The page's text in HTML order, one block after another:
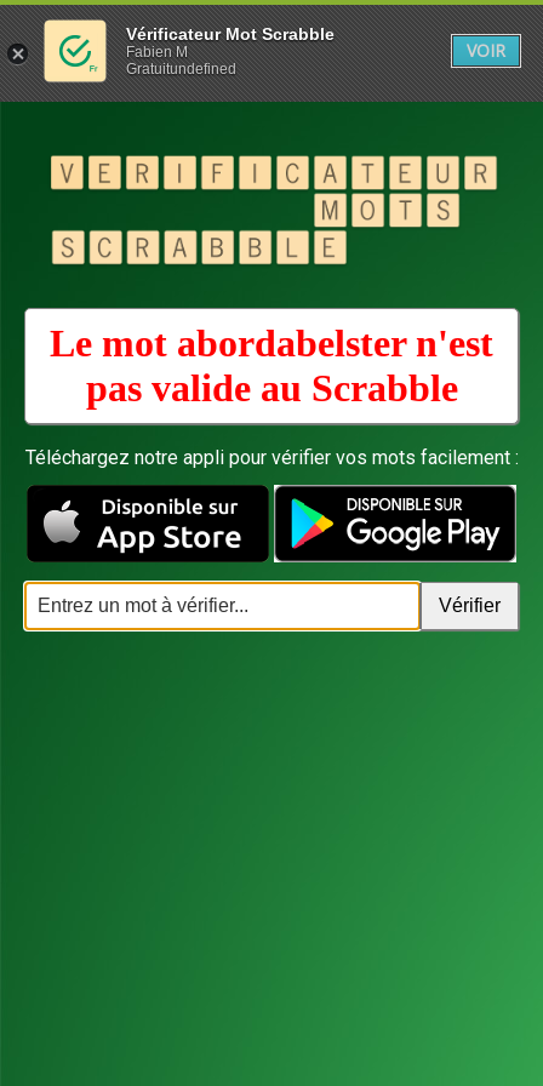
Le mot abordabelster n'est
pas valide au Scrabble
Téléchargez notre appli pour vérifier vos mots facilement :
Vérificateur Mot Scrabble
Fabien M
Gratuitundefined
VOIR